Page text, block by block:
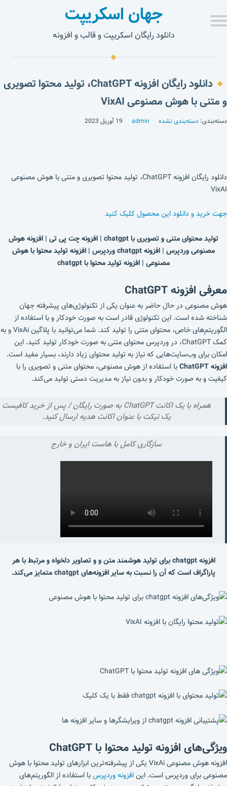
جهان اسکریپت
دانلود رایگان اسکریپت و قالب و افزونه
دانلود رایگان افزونه ChatGPT، تولید محتوا تصویری
و متنی با هوش مصنوعی VixAI
دسته‌بندی: دسته‌بندی نشده admin 19 آوریل 2023
دانلود رایگان افزونه ChatGPT، تولید محتوا تصویری و متنی با هوش مصنوعی
VixAI
جهت خرید و دانلود این محصول کلیک کنید
تولید محتوای متنی و تصویری با chatgpt | افزونه چت پی تی | افزونه هوش
مصنوعی وردپرس | افزونه chatgpt وردپرس | افزونه تولید محتوا با هوش
مصنوعی | افزونه تولید محتوا با chatgpt
معرفی افزونه ChatGPT
هوش مصنوعی در حال حاضر به عنوان یکی از تکنولوژی‌های پیشرفته جهان
شناخته شده است. این تکنولوژی قادر است به صورت خودکار و با استفاده از
الگوریتم‌های خاص، محتوای متنی را تولید کند. شما می‌توانید با پلاگین VixAi و به
کمک ChatGPT، در وردپرس محتوای متنی به صورت خودکار تولید کنید. این
امکان برای وب‌سایت‌هایی که نیاز به تولید محتوای زیاد دارند، بسیار مفید است.
افزونه ChatGPT
با استفاده از هوش مصنوعی، محتوای متنی و تصویری را با
کیفیت و به صورت خودکار و بدون نیاز به مدیریت دستی تولید می‌کند.
همراه با یک اکانت ChatGPT به صورت رایگان
/ پس از خرید کافیست
یک تیکت با عنواناکانت هدیهارسال کنید.
سازگاری کامل با هاستایران وخارج
افزونه chatgpt برای تولید هوشمند متن و و تصاویر دلخواه و مرتبط با هر
پاراگراف است که آن را نسبت به سایر افزونه‌های chatgpt متمایز می‌کند.
ویژگی‌های افزونه تولید محتوا با ChatGPT
افزونه هوش مصنوعی VixAi یکی از پیشرفته‌ترین ابزارهای تولید محتوا با هوش
مصنوعی برای وردپرس است. اینافزونه وردپرسبا استفاده از الگوریتم‌های